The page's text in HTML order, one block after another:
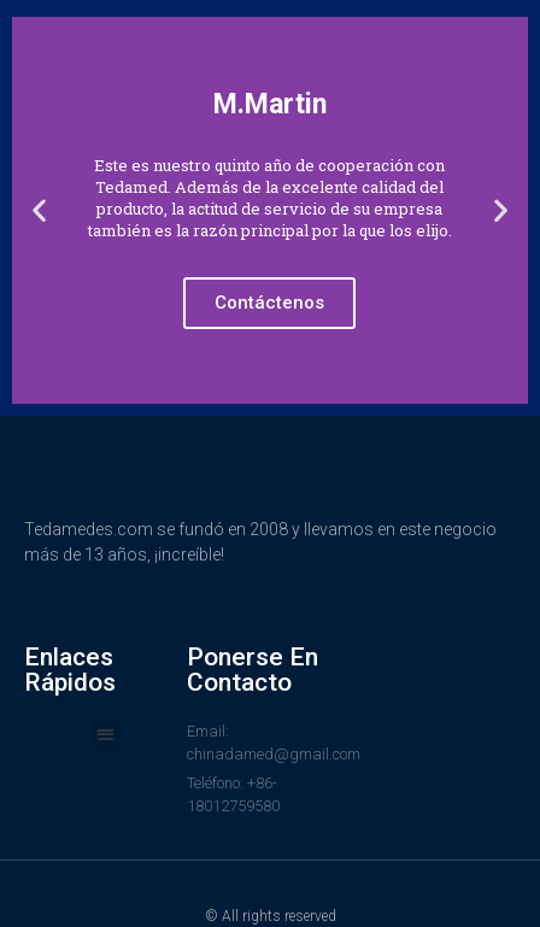
M.Martin
Este es nuestro quinto año de cooperación con
Tedamed. Además de la excelente calidad del
producto, la actitud de servicio de su empresa
también es la razón principal por la que los elijo.
Contáctenos
Tedamedes.com se fundó en 2008 y llevamos en este negocio
más de 13 años, ¡increíble!
Enlaces
Rápidos
Ponerse En
Contacto
Email:
chinadamed@gmail.com
Teléfono: +86-
18012759580
© All rights reserved